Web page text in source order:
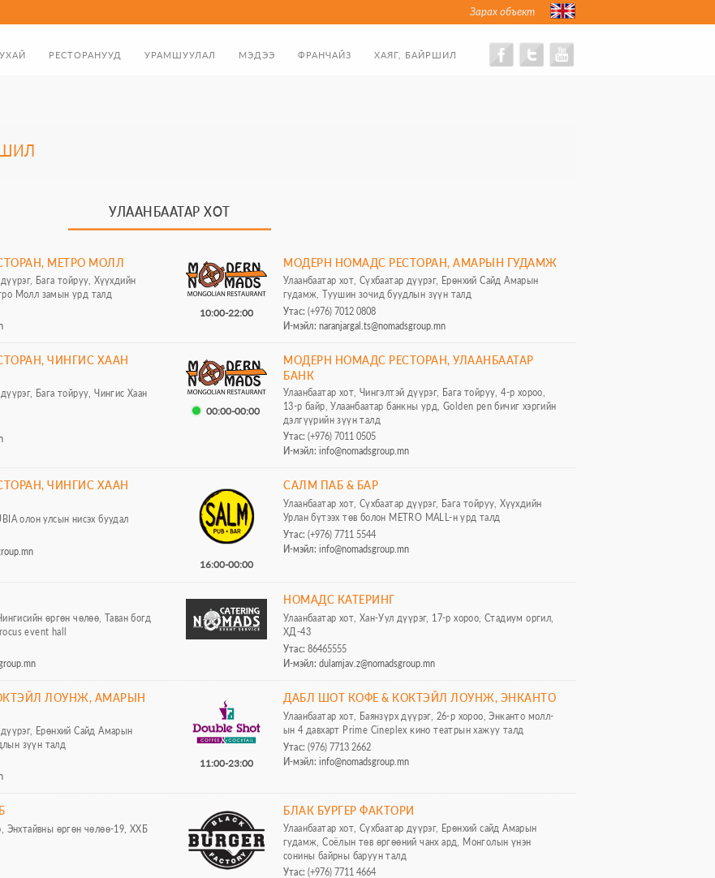
Зарах объект
ХАЯГ, БАЙРШИЛ
ФРАНЧАЙЗ
МЭДЭЭ
УРАМШУУЛАЛ
РЕСТОРАНУУД
ЗАМНАЛ
УЛААНБААТАР ХОТ
МЕТРО МОЛЛ
Бага тойруу, Хүүхдийн
Молл замын урд талд
10:00-22:00
МОДЕРН НОМАДС РЕСТОРАН, АМАРЫН ГУДАМЖ
Улаанбаатар хот, Сүхбаатар дүүрэг, Ерөнхий Сайд Амарын
гудамж, Туушин зочид буудлын зүүн талд
Утас: (+976) 7012 0808
И-мэйл: naranjargal.ts@nomadsgroup.mn
ЧИНГИС ХААН
Бага тойруу, Чингис Хаан
00:00-00:00
МОДЕРН НОМАДС РЕСТОРАН, УЛААНБААТАР
БАНК
Улаанбаатар хот, Чингэлтэй дүүрэг, Бага тойруу, 4-р хороо,
13-р байр, Улаанбаатар банкны урд, Golden pen бичиг хэргийн
дэлгүүрийн зүүн талд
Утас: (+976) 7011 0505
И-мэйл: info@nomadsgroup.mn
ЧИНГИС ХААН
олон улсын нисэх буудал
16:00-00:00
САЛМ ПАБ & БАР
Улаанбаатар хот, Сүхбаатар дүүрэг, Бага тойруу, Хүүхдийн
Урлан бүтээх төв болон METRO MALL-н урд талд
Утас: (+976) 7711 5544
И-мэйл: info@nomadsgroup.mn
өргөн чөлөө, Таван богд
event hall
НОМАДС КАТЕРИНГ
Улаанбаатар хот, Хан-Уул дүүрэг, 17-р хороо, Стадиум оргил,
ХД-43
Утас: 86465555
И-мэйл: dulamjav.z@nomadsgroup.mn
ЛОУНЖ, АМАРЫН
дүүрэг, Ерөнхий Сайд Амарын
зүүн талд
11:00-23:00
ДАБЛ ШОТ КОФЕ & КОКТЭЙЛ ЛОУНЖ, ЭНКАНТО
Улаанбаатар хот, Баянзүрх дүүрэг, 26-р хороо, Энканто молл-
ын 4 давхарт Prime Cineplex кино театрын хажуу талд
Утас: (976) 7713 2662
И-мэйл: info@nomadsgroup.mn
Энхтайвны өргөн чөлөө-19, ХХБ
БЛАК БУРГЕР ФАКТОРИ
Улаанбаатар хот, Сүхбаатар дүүрэг, Ерөнхий сайд Амарын
гудамж, Соёлын төв өргөөний чанх ард, Монголын үнэн
сонины байрны баруун талд
Утас: (+976) 7711 4664